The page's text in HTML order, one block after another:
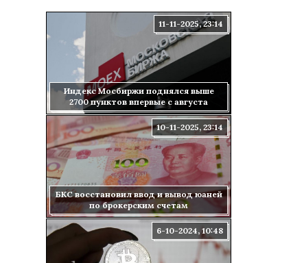
Индекс Мосбиржи поднялся выше
2700 пунктов впервые с августа
11-11-2025, 23:14
БКС восстановил ввод и вывод юаней
по брокерским счетам
10-11-2025, 23:14
6-10-2024, 10:48